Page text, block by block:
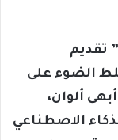
شهد معرض “Super Every Moment” تقديم
الضوء على
ألوان،
الاصطناعي